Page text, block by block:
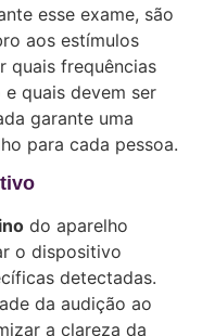
esse exame, são
aos estímulos
quais frequências
quais devem ser
garante uma
para cada pessoa.
do aparelho
o dispositivo
detectadas.
da audição ao
a clareza da